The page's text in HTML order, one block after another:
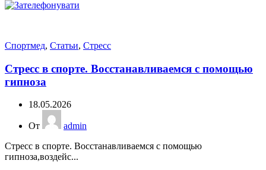
Спортмед, Статьи, Стресс
Стресс в спорте. Восстанавливаемся с помощью
гипноза
18.05.2026
От
admin
Стресс в спорте. Восстанавливаемся с помощью
гипноза,воздейс...